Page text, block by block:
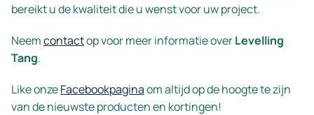
bereikt u de kwaliteit die u wenst voor uw project.
Neemcontactop voor meer informatie overLevelling
Tang.
Like onzeFacebookpaginaom altijd op de hoogte te zijn
van de nieuwste producten en kortingen!